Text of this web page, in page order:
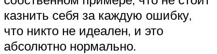
казнить себя за каждую ошибку,
что никто не идеален, и это
абсолютно нормально.